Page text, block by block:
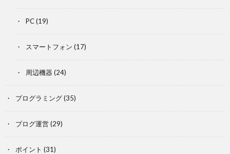
PC(19)
スマートフォン (17)
周辺機器 (24)
プログラミング(35)
ブログ運営(29)
ポイント (31)